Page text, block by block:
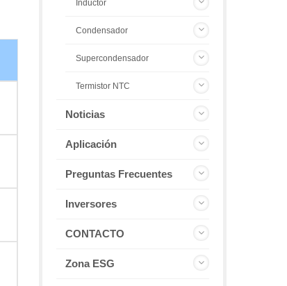
Inductor
Condensador
Supercondensador
Termistor NTC
Noticias
Aplicación
Preguntas Frecuentes
Inversores
CONTACTO
Zona ESG